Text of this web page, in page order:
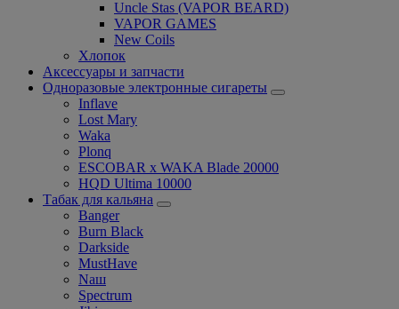
Uncle Stas (VAPOR BEARD)
VAPOR GAMES
New Coils
Хлопок
Аксессуары и запчасти
Одноразовые электронные сигареты
Inflave
Lost Mary
Waka
Plonq
ESCOBAR x WAKA Blade 20000
HQD Ultima 10000
Табак для кальяна
Banger
Burn Black
Darkside
MustHave
Nаш
Spectrum